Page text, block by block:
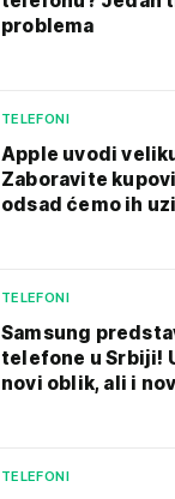
problema
TELEFONI
Apple uvodi
Zaboravite
odsad ćemo ih
TELEFONI
Samsung
telefone u Srbiji!
novi oblik, ali i
TELEFONI